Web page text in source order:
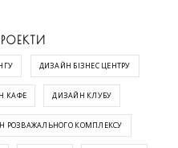
ДИЗАЙН БІЗНЕС ЦЕНТРУ
КАФЕ ДИЗАЙН КЛУБУ
РОЗВАЖАЛЬНОГО КОМПЛЕКСУ